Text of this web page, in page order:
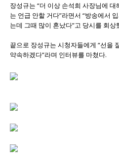
장성규는 “더 이상 손석희 사장님에
는 언급 안할 거다”라면서 “방송에서
는데 그때 많이 혼났다”고 당시를 회상
끝으로 장성규는 시청자들에게 “선을
약속하겠다”라며 인터뷰를 마쳤다.